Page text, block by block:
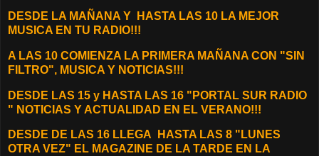
D ESDE LA MAÑANA Y
HASTA LAS 10 LA MEJOR
MUSICA EN TU RADIO!!!
A LAS 10 COMIENZA LA PRIMERA MAÑANA CON "SIN
FILTRO", MUSICA Y NOTICIAS!!!
DESDE LAS 15 y HASTA LAS 16 "PORTAL SUR RADIO
" NOTICIAS Y ACTUALIDAD EN EL VERANO!!!
DESDE DE LAS 16 LLEGA H ASTA LAS 8 "LUNES
OTRA VEZ" EL MAGAZINE DE LA TARDE EN LA